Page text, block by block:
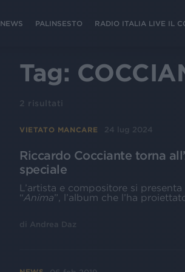
NEWS PALINSESTO RADIO ITALIA LIVE IL
Tag:
2 risultati
VIETATO MANCARE 24 lug 2024
Riccardo Cocciante torna
speciale
L’artista e compositore si
“Anima”, l’album che l’ha
di Andrea Daz